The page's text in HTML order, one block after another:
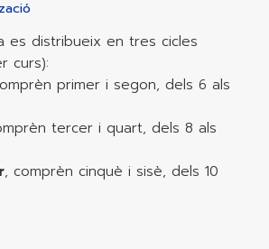
es distribueix en tres cicles
curs):
primer i segon, dels 6 als
tercer i quart, dels 8 als
, comprèn cinquè i sisè, dels 10